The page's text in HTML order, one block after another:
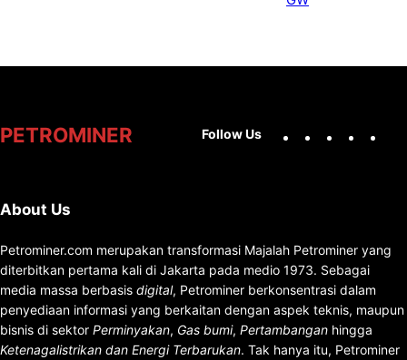
PETROMINER Follow Us
About Us
Petrominer.com merupakan transformasi Majalah Petrominer yang
diterbitkan pertama kali di Jakarta pada medio 1973. Sebagai
media massa berbasis digital, Petrominer berkonsentrasi dalam
penyediaan informasi yang berkaitan dengan aspek teknis, maupun
bisnis di sektor Perminyakan, Gas bumi, Pertambangan hingga
Ketenagalistrikan dan Energi Terbarukan. Tak hanya itu, Petrominer